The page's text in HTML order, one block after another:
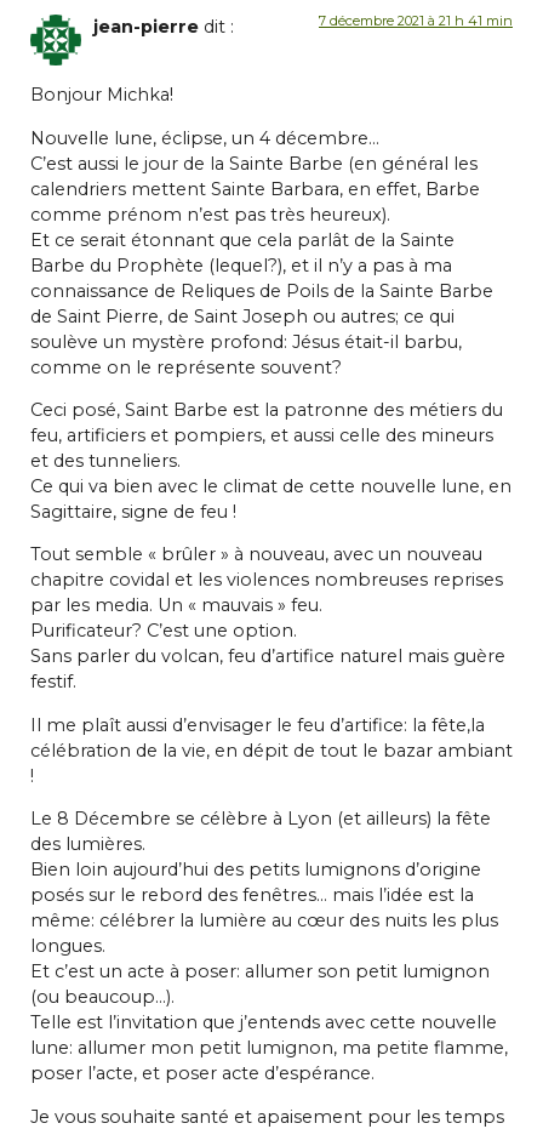
jean-pierre dit : 7 décembre 2021 à 21 h 41 min
Bonjour Michka!
Nouvelle lune, éclipse, un 4 décembre…
C’est aussi le jour de la Sainte Barbe (en général les
calendriers mettent Sainte Barbara, en effet, Barbe
comme prénom n’est pas très heureux).
Et ce serait étonnant que cela parlât de la Sainte
Barbe du Prophète (lequel?), et il n’y a pas à ma
connaissance de Reliques de Poils de la Sainte Barbe
de Saint Pierre, de Saint Joseph ou autres; ce qui
soulève un mystère profond: Jésus était-il barbu,
comme on le représente souvent?
Ceci posé, Saint Barbe est la patronne des métiers du
feu, artificiers et pompiers, et aussi celle des mineurs
et des tunneliers.
Ce qui va bien avec le climat de cette nouvelle lune, en
Sagittaire, signe de feu !
Tout semble « brûler » à nouveau, avec un nouveau
chapitre covidal et les violences nombreuses reprises
par les media. Un « mauvais » feu.
Purificateur? C’est une option.
Sans parler du volcan, feu d’artifice naturel mais guère
festif.
Il me plaît aussi d’envisager le feu d’artifice: la fête,la
célébration de la vie, en dépit de tout le bazar ambiant
!
Le 8 Décembre se célèbre à Lyon (et ailleurs) la fête
des lumières.
Bien loin aujourd’hui des petits lumignons d’origine
posés sur le rebord des fenêtres… mais l’idée est la
même: célébrer la lumière au cœur des nuits les plus
longues.
Et c’est un acte à poser: allumer son petit lumignon
(ou beaucoup…).
Telle est l’invitation que j’entends avec cette nouvelle
lune: allumer mon petit lumignon, ma petite flamme,
poser l’acte, et poser acte d’espérance.
Je vous souhaite santé et apaisement pour les temps